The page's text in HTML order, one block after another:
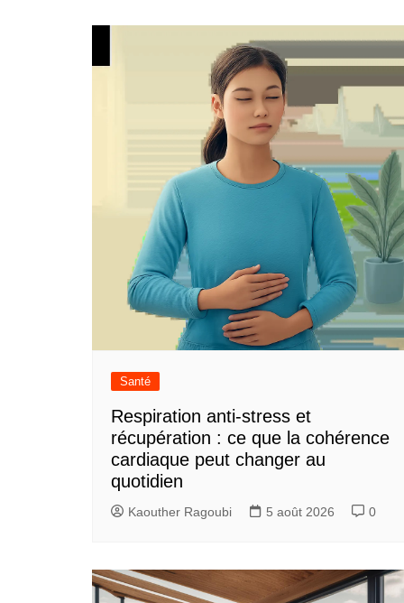
l’article
Santé
Respiration anti-stress et
récupération : ce que la cohérence
cardiaque peut changer au
quotidien
Kaouther Ragoubi 5 août 2026 0